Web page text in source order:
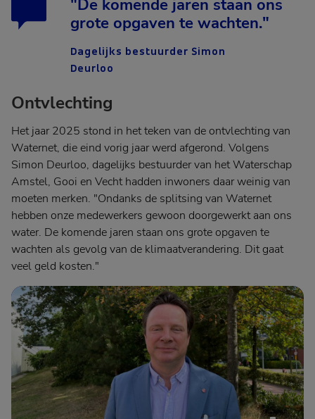
"De komende jaren staan ons
grote opgaven te wachten."
Dagelijks bestuurder Simon
Deurloo
Ontvlechting
Het jaar 2025 stond in het teken van de ontvlechting van
Waternet, die eind vorig jaar werd afgerond. Volgens
Simon Deurloo, dagelijks bestuurder van het Waterschap
Amstel, Gooi en Vecht hadden inwoners daar weinig van
moeten merken. "Ondanks de splitsing van Waternet
hebben onze medewerkers gewoon doorgewerkt aan ons
water. De komende jaren staan ons grote opgaven te
wachten als gevolg van de klimaatverandering. Dit gaat
veel geld kosten."